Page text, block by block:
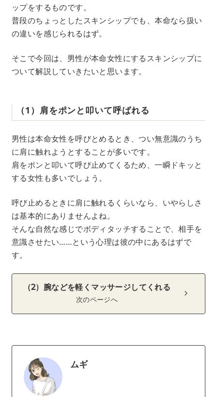
ップをするものです。
普段のちょっとしたスキンシップでも、本命なら扱い
の違いを感じられるはず。
そこで今回は、男性が本命女性にするスキンシップに
ついて解説していきたいと思います。
（1）肩をポンと叩いて呼ばれる
男性は本命女性を呼びとめるとき、つい無意識のうち
に肩に触れようとすることが多いです。
肩をポンと叩いて呼び止めてくるため、一瞬ドキッと
する女性も多いでしょう。
呼び止めるときに肩に触れるくらいなら、いやらしさ
は基本的にありませんよね。
そんな自然な感じでボディタッチすることで、相手を
意識させたい……という心理は彼の中にあるはずで
す。
（2）腕などを軽くマッサージしてくれる
次のページへ
ムギ